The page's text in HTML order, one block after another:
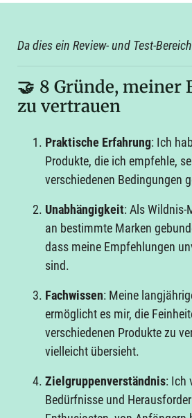
Da dies ein Review- und Test-
🤝 8 Gründe, meiner
zu vertrauen
Praktische Erfahrung: Ich
Produkte, die ich empfehle,
verschiedenen Bedingungen
Unabhängigkeit: Als
an bestimmte Marken
dass meine Empfehlungen
sind.
Fachwissen: Meine
ermöglicht es mir, die
verschiedenen Produkte zu
vielleicht übersieht.
Zielgruppenverständnis: Ich
Bedürfnisse und